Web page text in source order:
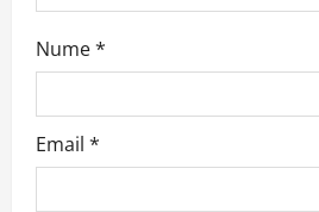
Nume*
Email *